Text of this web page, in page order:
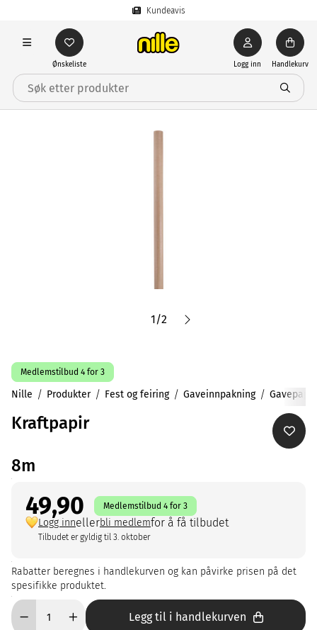
Kundeavis
Ønskeliste Logg inn Handlekurv
1/2
Medlemstilbud 4 for 3
Nille Produkter Fest og feiring Gaveinnpakning Gavepapir
Kraftpapir
8m
49,90 Medlemstilbud 4 for 3
Logg innellerbli medlemfor å få tilbudet
Tilbudet er gyldig til 3. oktober
Rabatter beregnes i handlekurven og kan påvirke prisen på det
spesifikke produktet.
Legg til i handlekurven